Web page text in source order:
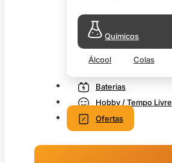
Químicos
Álcool Colas
Baterias
Hobby / Tempo Livre
Ofertas